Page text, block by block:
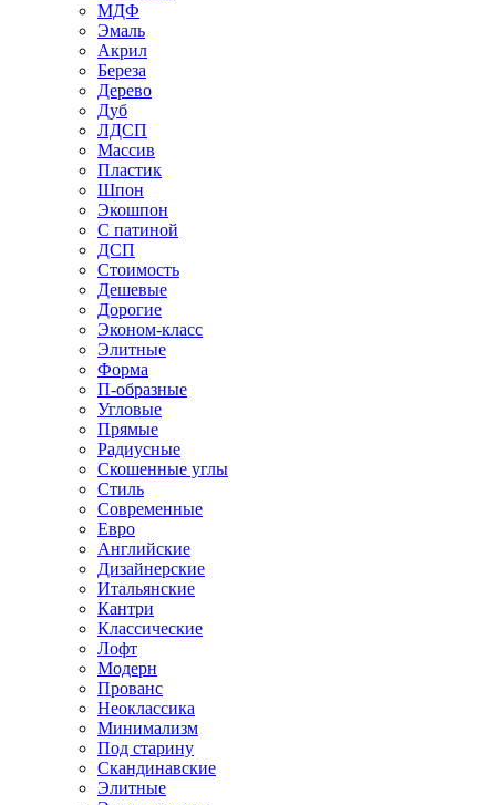
МДФ
Эмаль
Акрил
Береза
Дерево
Дуб
ЛДСП
Массив
Пластик
Шпон
Экошпон
С патиной
ДСП
Стоимость
Дешевые
Дорогие
Эконом-класс
Элитные
Форма
П-образные
Угловые
Прямые
Радиусные
Скошенные углы
Стиль
Современные
Евро
Английские
Дизайнерские
Итальянские
Кантри
Классические
Лофт
Модерн
Прованс
Неоклассика
Минимализм
Под старину
Скандинавские
Элитные